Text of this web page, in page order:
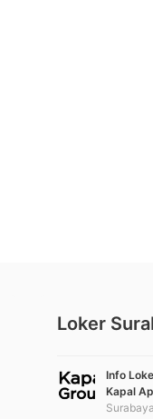
Loker
Info
Kapal
Surabaya